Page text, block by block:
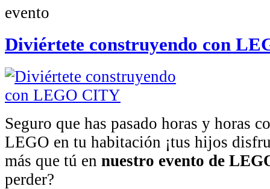
evento
Diviértete construyendo con
Seguro que has pasado horas y horas
LEGO en tu habitación ¡tus hijos
más que tú en nuestro evento de
perder?